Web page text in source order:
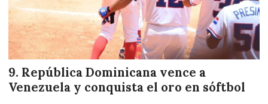
República Dominicana vence a
Venezuela y conquista el oro en sóftbol